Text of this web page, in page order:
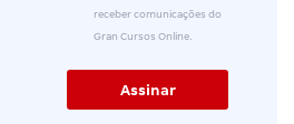
receber comunicações do
Gran Cursos Online.